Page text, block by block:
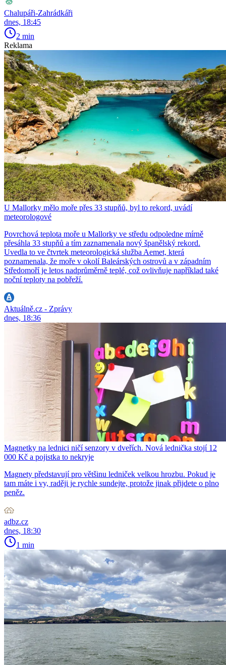
Chalupáři-Zahrádkáři
dnes, 18:45
2 min
Reklama
U Mallorky mělo moře přes 33 stupňů, byl to rekord, uvádí
meteorologové
Povrchová teplota moře u Mallorky ve středu odpoledne mírně
přesáhla 33 stupňů a tím zaznamenala nový španělský rekord.
Uvedla to ve čtvrtek meteorologická služba Aemet, která
poznamenala, že moře v okolí Baleárských ostrovů a v západním
Středomoří je letos nadprůměrně teplé, což ovlivňuje například také
noční teploty na pobřeží.
Aktuálně.cz - Zprávy
dnes, 18:36
Magnetky na lednici ničí senzory v dveřích. Nová lednička stojí 12
000 Kč a pojistka to nekryje
Magnety představují pro většinu ledniček velkou hrozbu. Pokud je
tam máte i vy, raději je rychle sundejte, protože jinak přijdete o plno
peněz.
adbz.cz
dnes, 18:30
1 min